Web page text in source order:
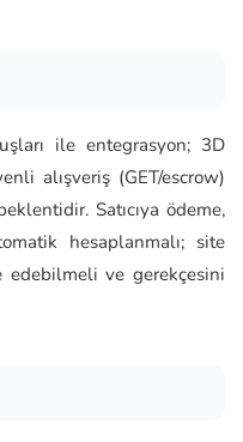
ile entegrasyon; 3D
alışveriş (GET/escrow)
Satıcıya ödeme,
hesaplanmalı; site
edebilmeli ve gerekçesini